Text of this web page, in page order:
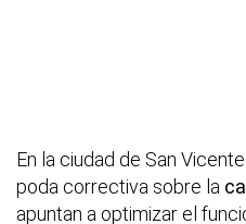
En la ciudad de San
poda correctiva sobre la
apuntan a optimizar el